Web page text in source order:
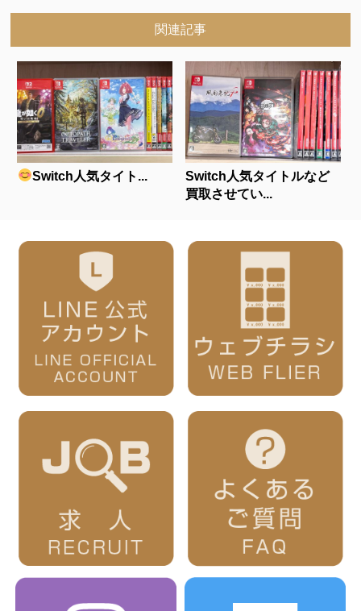
関連記事
Switch人気タイト...
Switch人気タイトルなど
買取させてい...